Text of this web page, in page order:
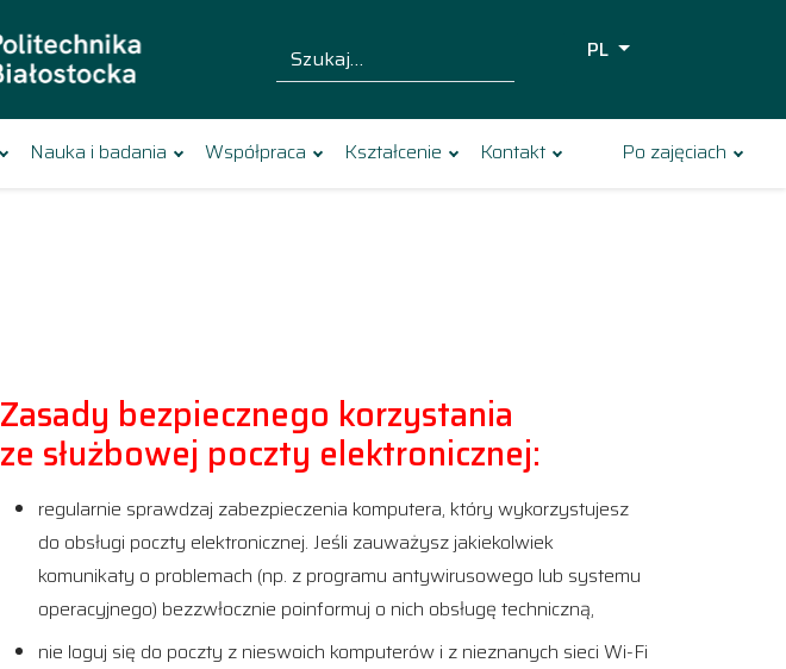
Szukaj dla:
PL
Nauka i badania Współpraca Kształcenie Kontakt Po zajęciach
Zasady bezpiecznego korzystania
ze służbowej poczty elektronicznej:
regularnie sprawdzaj zabezpieczenia komputera, który wykorzystujesz
do obsługi poczty elektronicznej. Jeśli zauważysz jakiekolwiek
komunikaty o problemach (np. z programu antywirusowego lub systemu
operacyjnego) bezzwłocznie poinformuj o nich obsługę techniczną,
nie loguj się do poczty z nieswoich komputerów i z nieznanych sieci Wi-Fi